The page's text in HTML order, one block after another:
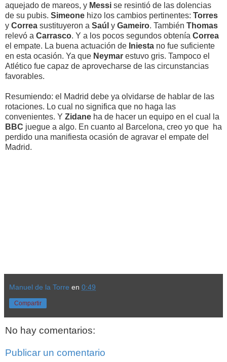
aquejado de mareos, y Messi se resintió de las dolencias
de su pubis. Simeone hizo los cambios pertinentes: Torres
y Correa sustituyeron a Saúl y Gameiro. También Thomas
relevó a Carrasco. Y a los pocos segundos obtenía Correa
el empate. La buena actuación de Iniesta no fue suficiente
en esta ocasión. Ya que Neymar estuvo gris. Tampoco el
Atlético fue capaz de aprovecharse de las circunstancias
favorables.
Resumiendo: el Madrid debe ya olvidarse de hablar de las
rotaciones. Lo cual no significa que no haga las
convenientes. Y Zidane ha de hacer un equipo en el cual la
BBC juegue a algo. En cuanto al Barcelona, creo yo que ha
perdido una manifiesta ocasión de agravar el empate del
Madrid.
Manuel de la Torre en 0:49
Compartir
No hay comentarios:
Publicar un comentario